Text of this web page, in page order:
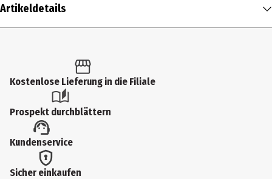
Artikeldetails
Produkttyp
Kuschelartikel
plushToyPosture
Aufrecht
Kostenlose Lieferung in die Filiale
Prospekt durchblättern
Kundenservice
Sicher einkaufen